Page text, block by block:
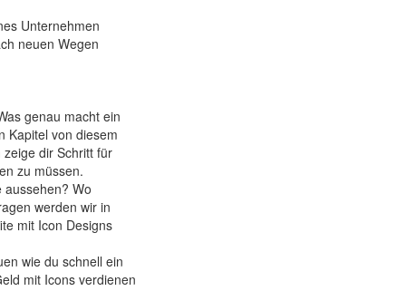
Unternehmen
neuen Wegen
genau macht ein
Kapitel von diesem
dir Schritt für
zu müssen.
Wo
werden wir in
mit Icon Designs
wie du schnell ein
mit Icons verdienen